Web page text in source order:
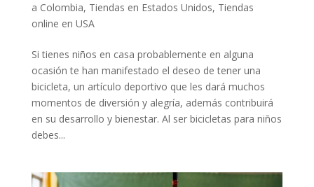
a Colombia, Tiendas en Estados Unidos, Tiendas
online en USA
Si tienes niños en casa probablemente en alguna
ocasión te han manifestado el deseo de tener una
bicicleta, un artículo deportivo que les dará muchos
momentos de diversión y alegría, además contribuirá
en su desarrollo y bienestar. Al ser bicicletas para niños
debes...